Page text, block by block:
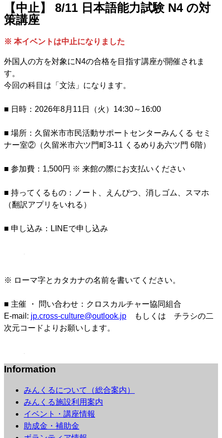
【中止】 8/11 日本語能力試験 N4 の対
策講座
※ 本イベントは中止になりました
外国人の方を対象にN4の合格を目指す講座が開催されま
す。
今回の科目は「文法」になります。
■ 日時：2026年8月11日（火）14:30～16:00
■ 場所：久留米市市民活動サポートセンターみんくる セミ
ナー室②（久留米市六ツ門町3-11 くるめりあ六ツ門 6階）
■ 参加費：1,500円 ※ 来館の際にお支払いください
■ 持ってくるもの：ノート、えんぴつ、消しゴム、スマホ
（翻訳アプリをいれる）
■ 申し込み：LINEで申し込み
※ ローマ字とカタカナの名前を書いてください。
■ 主催 ・ 問い合わせ：クロスカルチャー協同組合
E-mail: jp.cross-culture@outlook.jp もしくは チラシの二
次元コードよりお願いします。
Information
みんくるについて（総合案内）
みんくる施設利用案内
イベント・講座情報
助成金・補助金